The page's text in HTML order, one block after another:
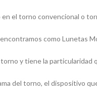
el torno convencional o
como Lunetas
y tiene la particularidad
del torno, el dispositivo